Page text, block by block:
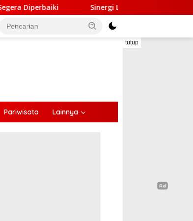
Sinergi Lintas Sektor, Satlantas Polres Ende Gandeng
tutup
Pariwisata Lainnya